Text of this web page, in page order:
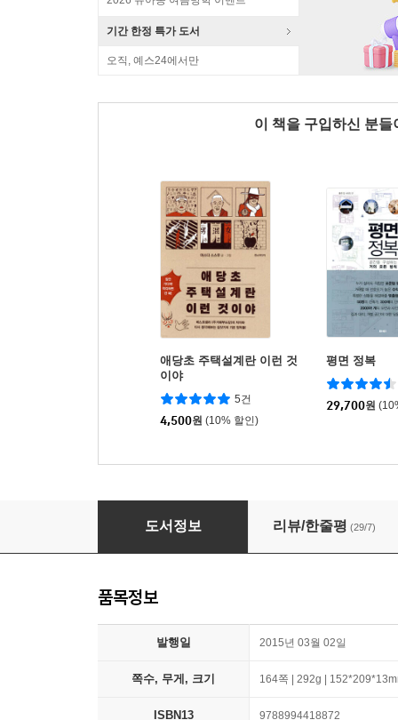
기간 한정 특가 도서
오직, 예스24에서만
이 책을 구입하신 분
애당초 주택설계란 이런 것
이야
5건
4,500원 (10% 할인)
평면 정복
29,700원
집짓기 해부도감
도서정보 리뷰/한줄평 (29/7)
품목정보
발행일 2015년 03월 02일
쪽수, 무게, 크기 164쪽 | 292g |
ISBN13 9788994418872